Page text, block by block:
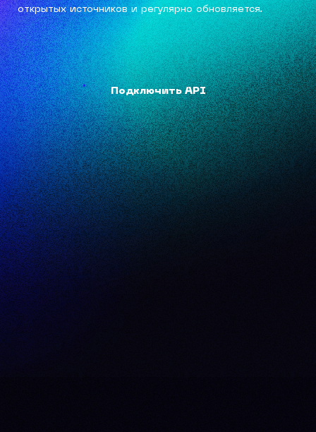
открытых источников и регулярно обновляется.
Подключить API
Подключить API